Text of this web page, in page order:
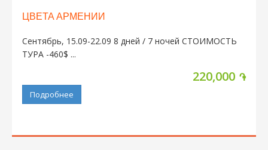
ЦВЕТА АРМЕНИИ
Сентябрь, 15.09-22.09 8 дней / 7 ночей СТОИМОСТЬ
ТУРА -460$ ...
220,000 ֏
Подробнее